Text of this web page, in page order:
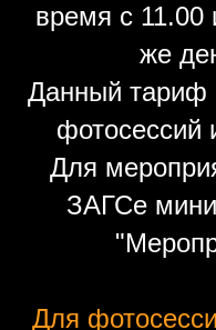
время с 11.00
же
Данный тариф
фотосессий
Для
ЗАГСе
Для